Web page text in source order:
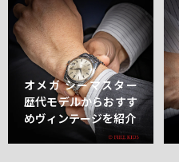
オメガ シーマスター
歴代モデルからおすす
めヴィンテージを紹介